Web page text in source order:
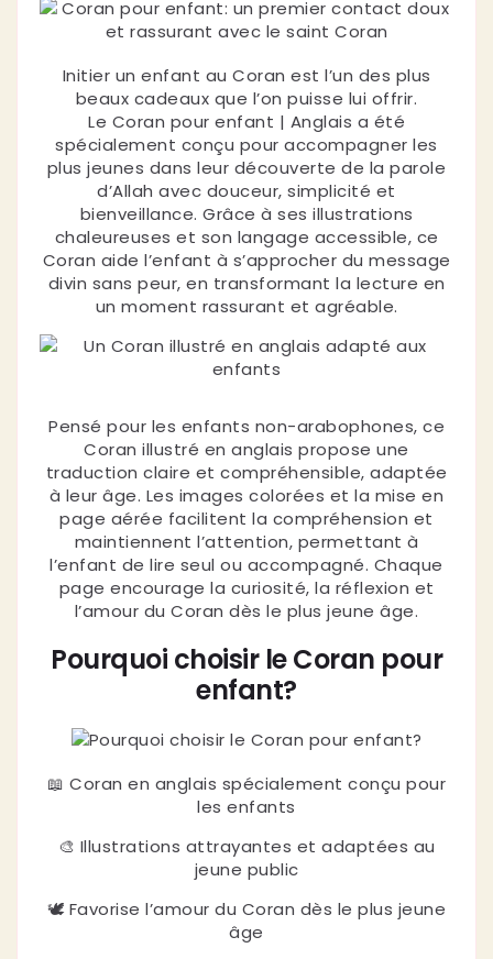
Initier un enfant au Coran est l’un des plus
beaux cadeaux que l’on puisse lui offrir.
Le Coran pour enfant | Anglais a été
spécialement conçu pour accompagner les
plus jeunes dans leur découverte de la parole
d’Allah avec douceur, simplicité et
bienveillance. Grâce à ses illustrations
chaleureuses et son langage accessible, ce
Coran aide l’enfant à s’approcher du message
divin sans peur, en transformant la lecture en
un moment rassurant et agréable.
Pensé pour les enfants non-arabophones, ce
Coran illustré en anglais propose une
traduction claire et compréhensible, adaptée
à leur âge. Les images colorées et la mise en
page aérée facilitent la compréhension et
maintiennent l’attention, permettant à
l’enfant de lire seul ou accompagné. Chaque
page encourage la curiosité, la réflexion et
l’amour du Coran dès le plus jeune âge.
Pourquoi choisir le Coran pour
enfant?
📖 Coran en anglais spécialement conçu pour
les enfants
🎨 Illustrations attrayantes et adaptées au
jeune public
🕊 Favorise l’amour du Coran dès le plus jeune
âge